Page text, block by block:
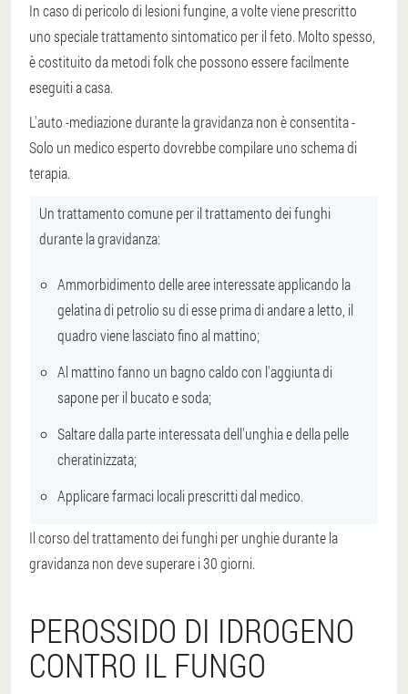
In caso di pericolo di lesioni fungine, a volte viene prescritto
uno speciale trattamento sintomatico per il feto. Molto spesso,
è costituito da metodi folk che possono essere facilmente
eseguiti a casa.
L'auto -mediazione durante la gravidanza non è consentita-
Solo un medico esperto dovrebbe compilare uno schema di
terapia.
Un trattamento comune per il trattamento dei funghi
durante la gravidanza:
Ammorbidimento delle aree interessate applicando la
gelatina di petrolio su di esse prima di andare a letto, il
quadro viene lasciato fino al mattino;
Al mattino fanno un bagno caldo con l'aggiunta di
sapone per il bucato e soda;
Saltare dalla parte interessata dell'unghia e della pelle
cheratinizzata;
Applicare farmaci locali prescritti dal medico.
Il corso del trattamento dei funghi per unghie durante la
gravidanza non deve superare i 30 giorni.
PEROSSIDO DI IDROGENO
CONTRO IL FUNGO